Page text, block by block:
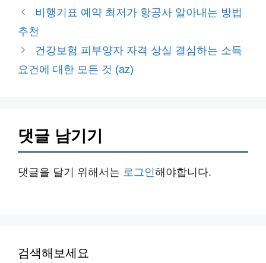
테
리
비행기표 예약 최저가 항공사 알아내는 방법
추천
건강보험 피부양자 자격 상실 결심하는 소득
요건에 대한 모든 것 (az)
댓글 남기기
댓글을 달기 위해서는 로그인해야합니다.
검색해보세요